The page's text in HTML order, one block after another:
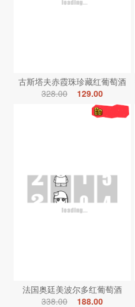
古斯塔夫赤霞珠珍藏红葡萄酒
328.00
129.00
法国奥廷美波尔多红葡萄酒
338.00
188.00